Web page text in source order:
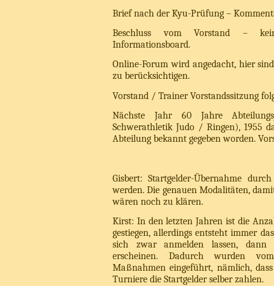
Brief nach der Kyu-Prüfung –
Beschluss vom Vorstand –
Informationsboard.
Online-Forum wird angedacht, hier
zu berücksichtigen.
Vorstand / Trainer Vorstandssitzung
Nächste Jahr 60 Jahre
Schwerathletik Judo / Ringen), 1955
Abteilung bekannt gegeben worden.
Gisbert: Startgelder-Übernahme
werden. Die genauen Modalitäten,
wären noch zu klären.
Kirst: In den letzten Jahren ist die
gestiegen, allerdings entsteht immer
sich zwar anmelden lassen,
erscheinen. Dadurch wurden
Maßnahmen eingeführt, nämlich,
Turniere die Startgelder selber zahlen.